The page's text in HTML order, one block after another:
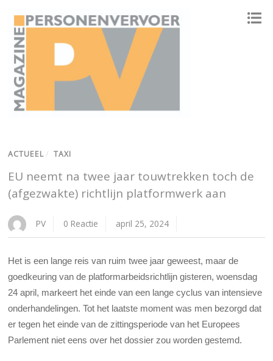
ACTUEEL / TAXI
EU neemt na twee jaar touwtrekken toch de
(afgezwakte) richtlijn platformwerk aan
PV 0 Reactie april 25, 2024
Het is een lange reis van ruim twee jaar geweest, maar de
goedkeuring van de platformarbeidsrichtlijn gisteren, woensdag
24 april, markeert het einde van een lange cyclus van intensieve
onderhandelingen. Tot het laatste moment was men bezorgd dat
er tegen het einde van de zittingsperiode van het Europees
Parlement niet eens over het dossier zou worden gestemd.